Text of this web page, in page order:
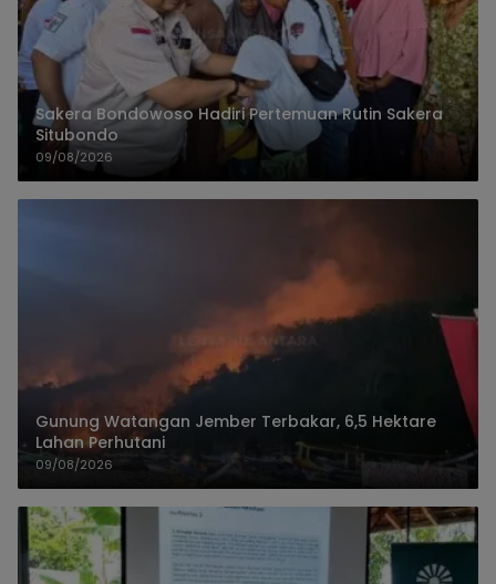
Sakera Bondowoso Hadiri Pertemuan Rutin Sakera
Situbondo
09/08/2026
Gunung Watangan Jember Terbakar, 6,5 Hektare
Lahan Perhutani
09/08/2026